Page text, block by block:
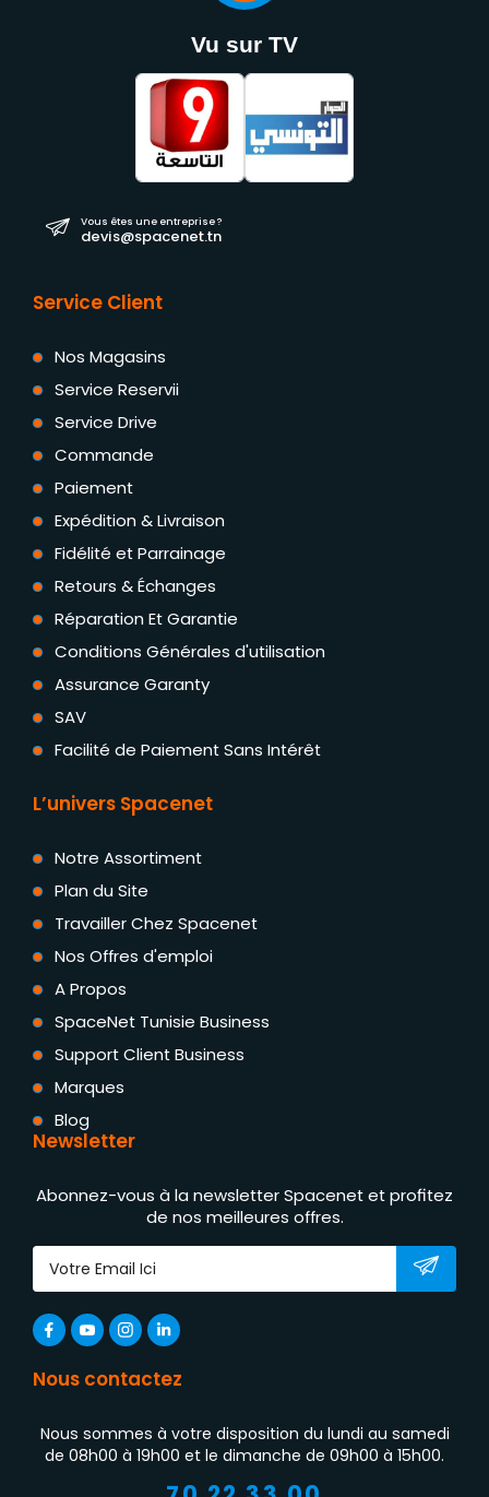
Vu sur TV
Vous êtes une entreprise ?
devis@spacenet.tn
Service Client
Nos Magasins
Service Reservii
Service Drive
Commande
Paiement
Expédition & Livraison
Fidélité et Parrainage
Retours & Échanges
Réparation Et Garantie
Conditions Générales d'utilisation
Assurance Garanty
SAV
Facilité de Paiement Sans Intérêt
L’univers Spacenet
Notre Assortiment
Plan du Site
Travailler Chez Spacenet
Nos Offres d'emploi
A Propos
SpaceNet Tunisie Business
Support Client Business
Marques
Blog
Newsletter
Abonnez-vous à la newsletter Spacenet et profitez
de nos meilleures offres.
Nous contactez
Nous sommes à votre disposition du lundi au samedi
de 08h00 à 19h00 et le dimanche de 09h00 à 15h00.